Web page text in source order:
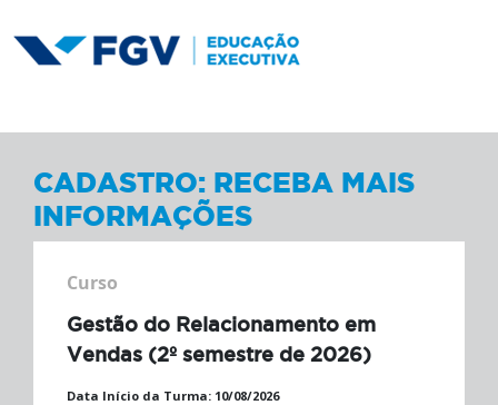
CADASTRO: RECEBA MAIS
INFORMAÇÕES
Curso
Gestão do Relacionamento em
Vendas (2º semestre de 2026)
Data Início da Turma: 10/08/2026